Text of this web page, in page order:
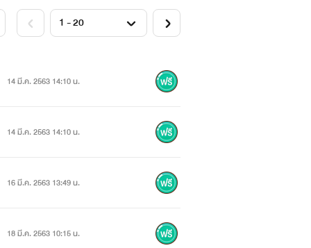
14 มี.ค. 2563 14:10 น.
14 มี.ค. 2563 14:10 น.
16 มี.ค. 2563 13:49 น.
18 มี.ค. 2563 10:15 น.